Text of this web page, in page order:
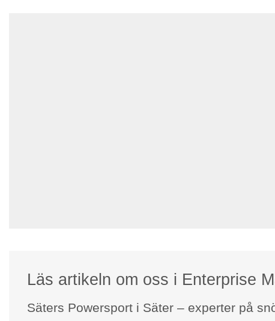
Läs artikeln om oss i Enterprise
Säters Powersport i Säter – experter på